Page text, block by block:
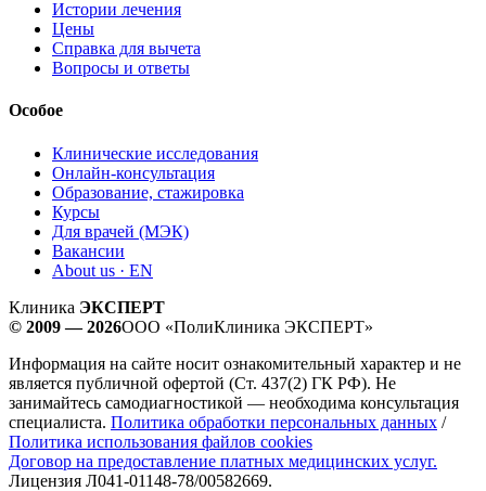
Истории лечения
Цены
Справка для вычета
Вопросы и ответы
Особое
Клинические исследования
Онлайн-консультация
Образование, стажировка
Курсы
Для врачей (МЭК)
Вакансии
About us · EN
Клиника ЭКСПЕРТ
© 2009 — 2026ООО «ПолиКлиника ЭКСПЕРТ»
Информация на сайте носит ознакомительный характер и не
является публичной офертой (Ст. 437(2) ГК РФ). Не
занимайтесь самодиагностикой — необходима консультация
специалиста. Политика обработки персональных данных /
Политика использования файлов cookies
Договор на предоставление платных медицинских услуг.
Лицензия Л041-01148-78/00582669.